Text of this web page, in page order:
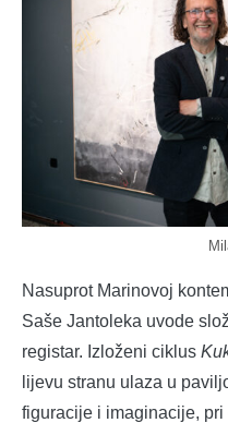
Nasuprot Marinovoj
Saše Jantoleka uvode
registar. Izloženi ciklus
lijevu stranu ulaza u
figuracije i imaginacije,